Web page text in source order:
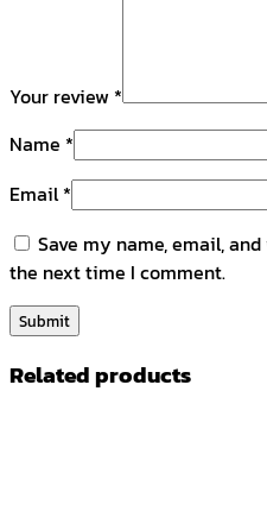
Your review *
Name *
Email*
Save my name, email,
the next time I comment.
Related products